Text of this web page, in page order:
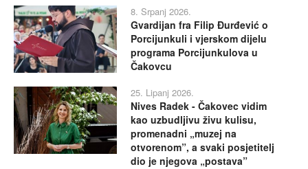
8. Srpanj 2026.
Gvardijan fra Filip Đurđević o
Porcijunkuli i vjerskom dijelu
programa Porcijunkulova u
Čakovcu
25. Lipanj 2026.
Nives Radek - Čakovec vidim
kao uzbudljivu živu kulisu,
promenadni „muzej na
otvorenom”, a svaki posjetitelj
dio je njegova „postava”